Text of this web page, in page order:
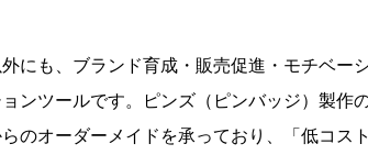
にも、ブランド育成・販売促進・モチベー
ンツールです。ピンズ（ピンバッジ）製作
のオーダーメイドを承っており、「低コス